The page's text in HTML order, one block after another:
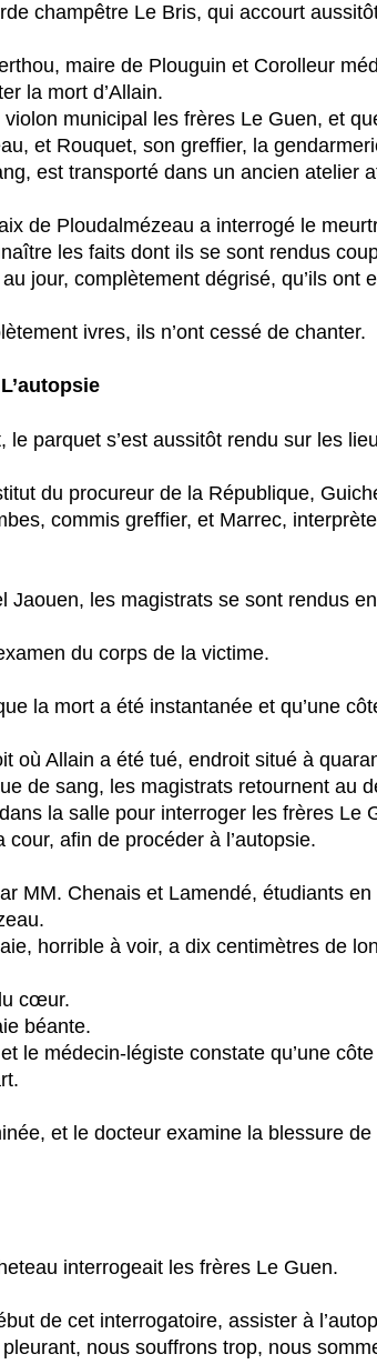
champêtre Le Bris, qui accourt
maire de Plouguin et Corolleur
la mort d’Allain.
municipal les frères Le Guen, et
et Rouquet, son greffier, la
est transporté dans un ancien atelier
de Ploudalmézeau a interrogé le
les faits dont ils se sont rendus
au jour, complètement dégrisé, qu’ils
ivres, ils n’ont cessé de chanter.
le parquet s’est aussitôt rendu sur les
du procureur de la République,
commis greffier, et Marrec,
Jaouen, les magistrats se sont rendus
du corps de la victime.
la mort a été instantanée et qu’une
où Allain a été tué, endroit situé à
de sang, les magistrats retournent au
la salle pour interroger les frères
afin de procéder à l’autopsie.
MM. Chenais et Lamendé, étudiants
horrible à voir, a dix centimètres de
cœur.
béante.
le médecin-légiste constate qu’une
et le docteur examine la blessure
interrogeait les frères Le Guen.
de cet interrogatoire, assister à
nous souffrons trop, nous